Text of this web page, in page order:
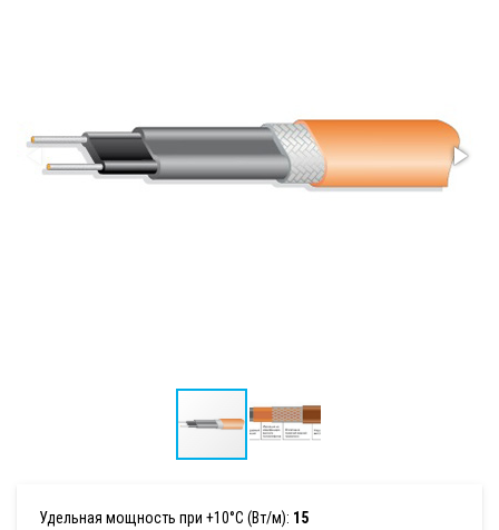
Удельная мощность при +10°С (Вт/м): 15